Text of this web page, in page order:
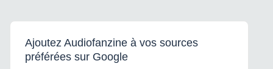
Ajoutez Audiofanzine à vos sources
préférées sur Google